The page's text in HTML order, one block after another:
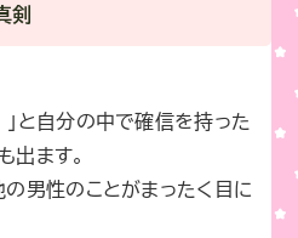
剣
と自分の中で確信を持った
ます。
男性のことがまったく目に